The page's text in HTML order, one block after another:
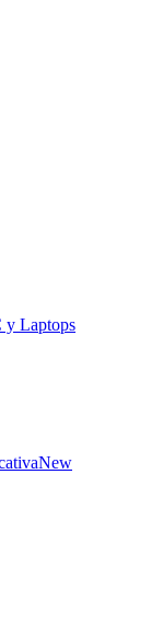
y Laptops
New